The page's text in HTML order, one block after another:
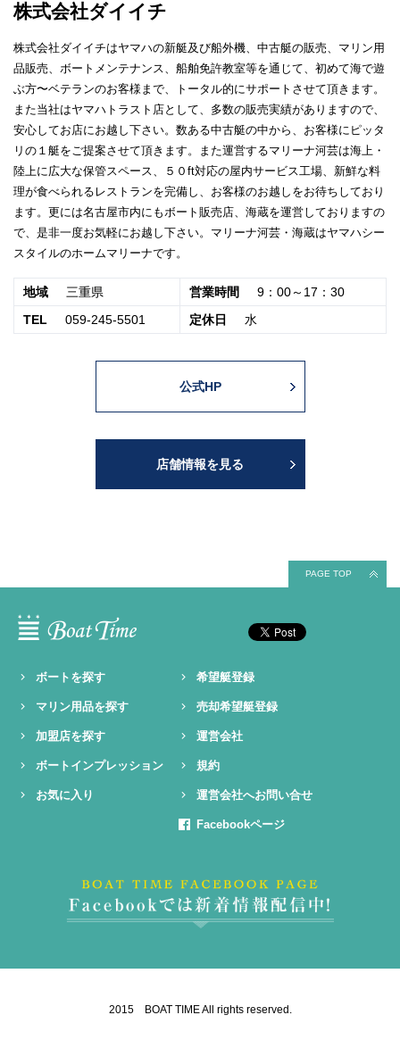
株式会社ダイイチ
株式会社ダイイチはヤマハの新艇及び船外機、中古艇の販売、マリン用
品販売、ボートメンテナンス、船舶免許教室等を通じて、初めて海で遊
ぶ方〜ベテランのお客様まで、トータル的にサポートさせて頂きます。
また当社はヤマハトラスト店として、多数の販売実績がありますので、
安心してお店にお越し下さい。数ある中古艇の中から、お客様にピッタ
リの１艇をご提案させて頂きます。また運営するマリーナ河芸は海上・
陸上に広大な保管スペース、５０ft対応の屋内サービス工場、新鮮な料
理が食べられるレストランを完備し、お客様のお越しをお待ちしており
ます。更には名古屋市内にもボート販売店、海蔵を運営しておりますの
で、是非一度お気軽にお越し下さい。マリーナ河芸・海蔵はヤマハシー
スタイルのホームマリーナです。
地域 三重県 営業時間
9：00～17：30
TEL
059-245-5501 定休日 水
公式HP
店舗情報を見る
PAGE TOP
ボートを探す
マリン用品を探す
加盟店を探す
ボートインプレッション
お気に入り
希望艇登録
売却希望艇登録
運営会社
規約
運営会社へお問い合せ
Facebookページ
2015 BOAT TIME All rights reserved.